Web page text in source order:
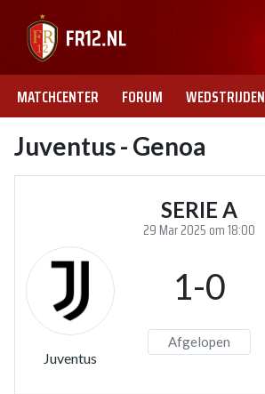
MATCHCENTER FORUM WEDSTRIJDEN
Juventus - Genoa
SERIE A
29 Mar 2025 om 18:00
Juventus
1-0
Afgelopen